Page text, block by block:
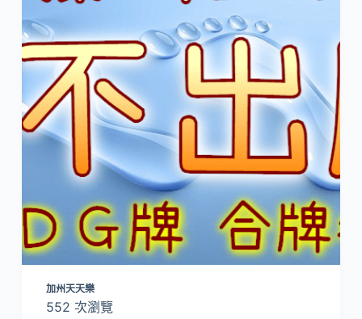
加州天天樂
552 次瀏覽